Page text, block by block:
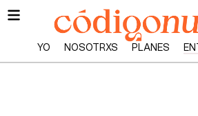
YO NOSOTRXS PLANES